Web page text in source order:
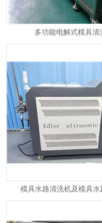
多功能电解式模具清
模具水路清洗机及模具水